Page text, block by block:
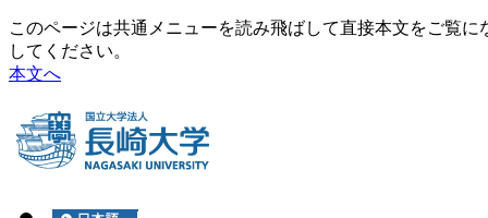
このページは共通メニューを読み飛ばして直接本文をご覧
してください。
本文へ